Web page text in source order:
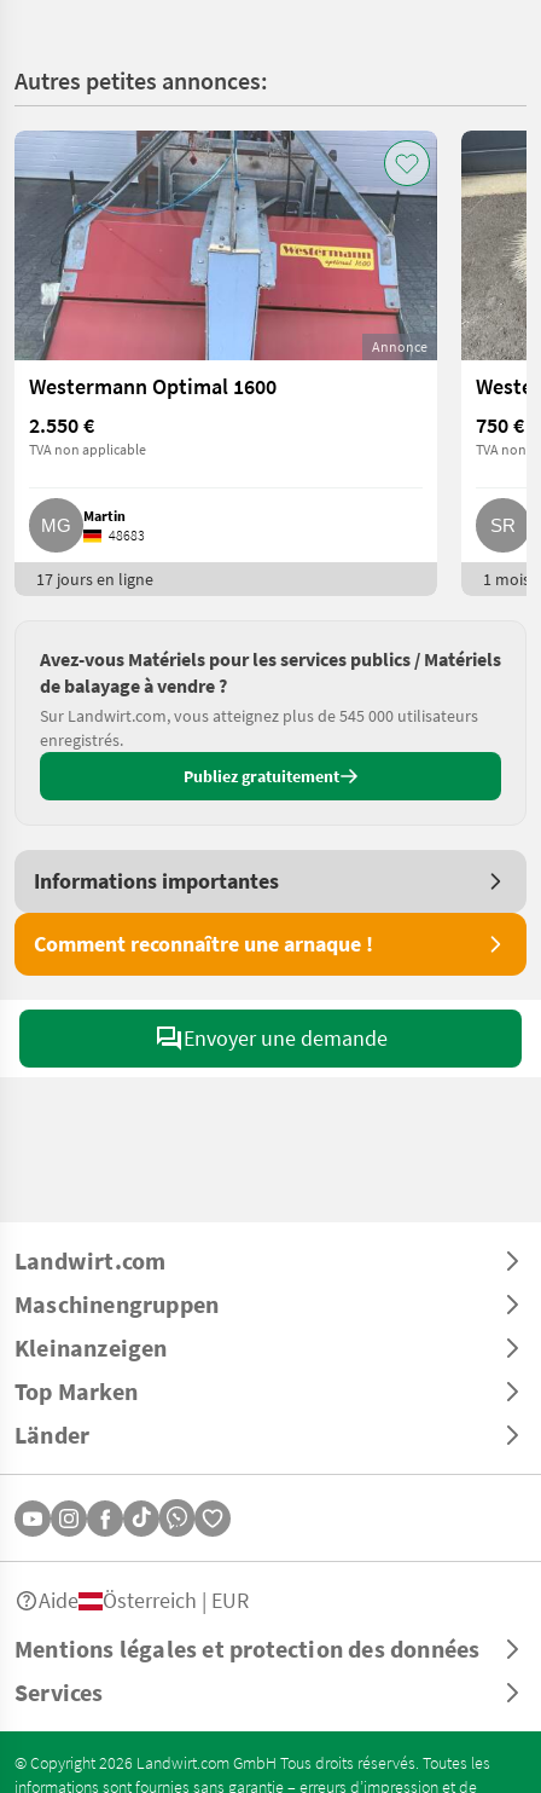
Autres petites annonces:
Annonce
Westermann Optimal 1600
2.550 €
TVA non applicable
Martin
48683
17 jours en ligne
750 €
TVA non
1 mois
Avez-vous Matériels pour les services publics / Matériels
de balayage à vendre ?
Sur Landwirt.com, vous atteignez plus de 545 000 utilisateurs
enregistrés.
Publiez gratuitement
Informations importantes
Comment reconnaître une arnaque !
Envoyer une demande
Landwirt.com
Maschinengruppen
Kleinanzeigen
Top Marken
Länder
Mentions légales et protection des données
Services
Aide Österreich | EUR
© Copyright 2026 Landwirt.com GmbH Tous droits réservés. Toutes les
informations sont fournies sans garantie – erreurs d’impression et de